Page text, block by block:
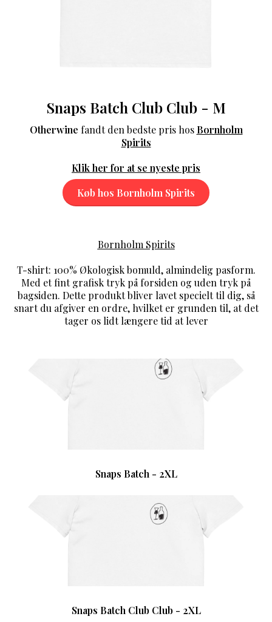
Snaps Batch Club Club - M
Otherwine fandt den bedste pris hos Bornholm
Spirits
Klik her for at se nyeste pris
Køb hos Bornholm Spirits
Bornholm Spirits
T-shirt: 100% Økologisk bomuld, almindelig pasform.
Med et fint grafisk tryk på forsiden og uden tryk på
bagsiden. Dette produkt bliver lavet specielt til dig, så
snart du afgiver en ordre, hvilket er grunden til, at det
tager os lidt længere tid at lever
Snaps Batch - 2XL
Snaps Batch Club Club - 2XL